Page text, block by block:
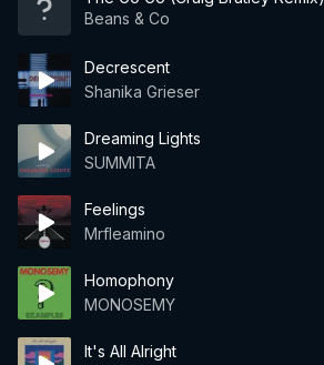
Beans & Co
Decrescent
Shanika Grieser
Dreaming Lights
SUMMITA
Feelings
Mrfleamino
Homophony
MONOSEMY
It's All Alright